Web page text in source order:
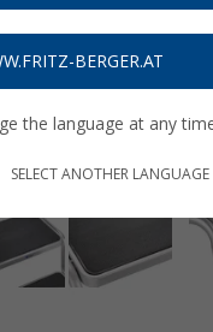
BERGER.AT
the language at any
SELECT ANOTHER LANGUAGE